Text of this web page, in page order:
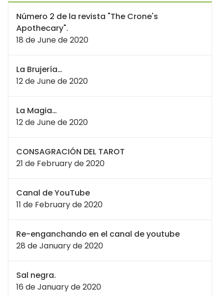
Número 2 de la revista "The Crone's
Apothecary".
18 de June de 2020
La Brujería…
12 de June de 2020
La Magia…
12 de June de 2020
CONSAGRACIÓN DEL TAROT
21 de February de 2020
Canal de YouTube
11 de February de 2020
Re-enganchando en el canal de youtube
28 de January de 2020
Sal negra.
16 de January de 2020